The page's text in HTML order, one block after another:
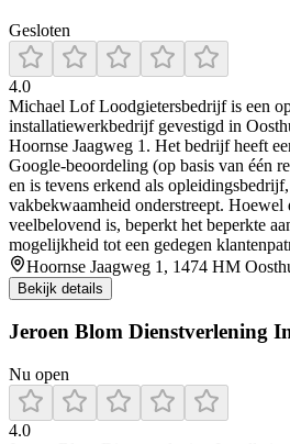
Gesloten
4.0
Michael Lof Loodgietersbedrijf is een
installatiewerkbedrijf gevestigd in
Hoornse Jaagweg 1. Het bedrijf heeft
Google‑beoordeling (op basis van één
en is tevens erkend als
vakbekwaamheid onderstreept. Hoewel
veelbelovend is, beperkt het beperkte
mogelijkheid tot een gedegen
Hoornse Jaagweg 1, 1474 HM
Bekijk details
Jeroen Blom Dienstverlening
Nu open
4.0